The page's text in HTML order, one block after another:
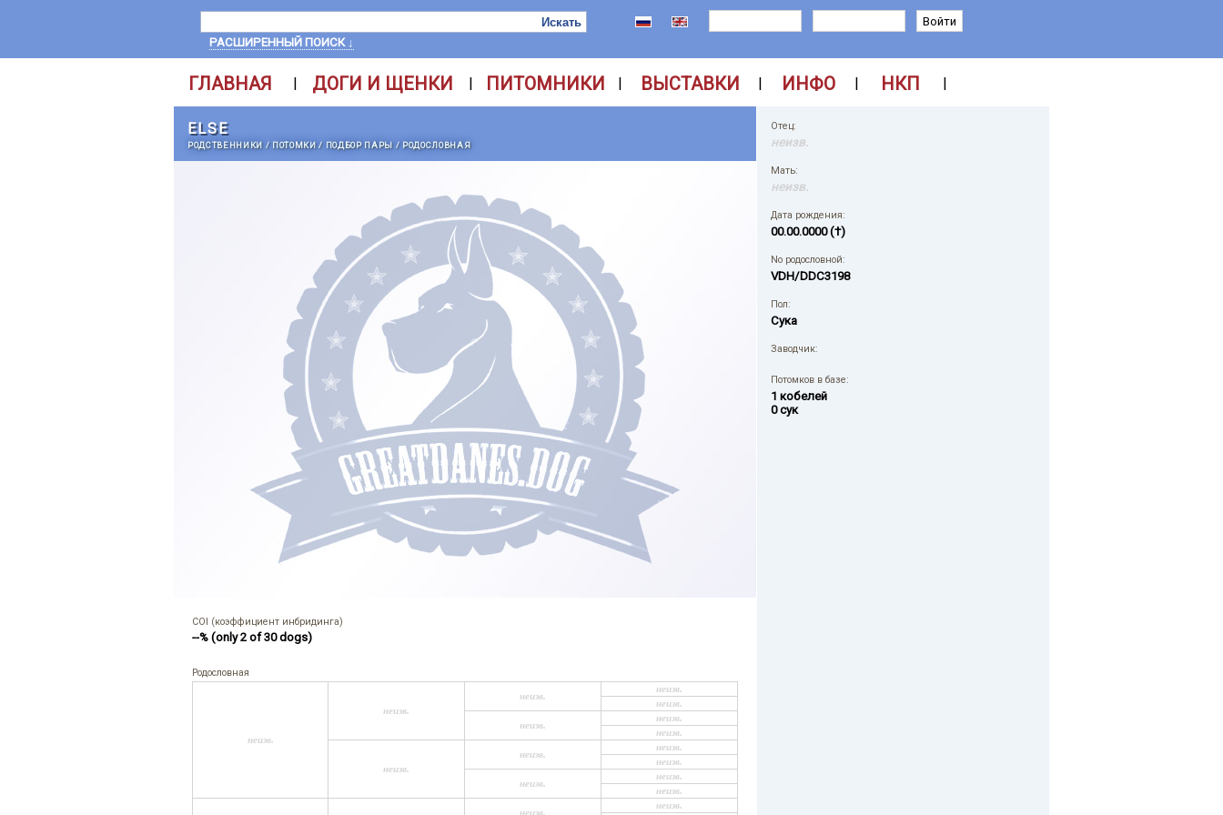
РАСШИРЕННЫЙ ПОИСК ↓
ГЛАВНАЯ | ДОГИ И ЩЕНКИ | ПИТОМНИКИ | ВЫСТАВКИ | ИНФО | НКП |
ELSE
РОДСТВЕННИКИ / ПОТОМКИ/ ПОДБОР ПАРЫ / РОДОСЛОВНАЯ
COI (коэффициент инбридинга)
--% (only 2 of 30 dogs)
Родословная
неизв.
неизв.
неизв.
неизв.
неизв.
неизв.
неизв.
неизв.
неизв.
неизв.
неизв.
неизв.
неизв.
неизв.
неизв.
неизв.
неизв.
Отец:
неизв.
Мать:
неизв.
Дата рождения:
00.00.0000 (†)
No родословной:
VDH/DDC3198
Пол:
Сука
Заводчик:
Потомков в базе:
1 кобелей
0 сук